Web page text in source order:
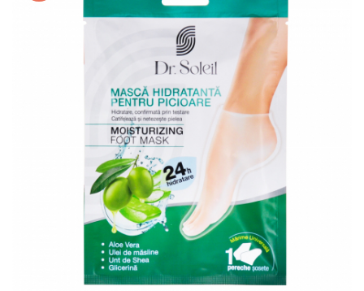
Masti pentru ten si gomaje
Tratamente si seruri pentru ten
Cadite bebe si accesorii baie
Ser fiziologic si comprese sterile